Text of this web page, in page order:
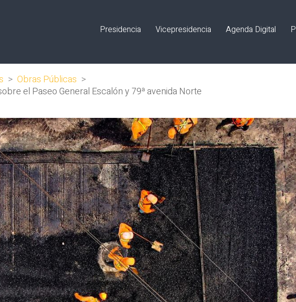
Presidencia Vicepresidencia Agenda Digital
> Obras Públicas >
el Paseo General Escalón y 79ª avenida Norte